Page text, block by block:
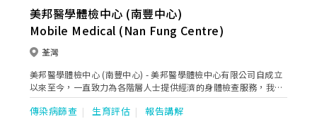
美邦醫學體檢中心 (南豐中心)
Mobile Medical (Nan Fung Centre)
荃灣
美邦醫學體檢中心 (南豐中心) - 美邦醫學體檢中心有限公司自成立
以來至今，一直致力為各階層人士提供經濟的身體檢查服務，我們
多元化的專業醫療服務，包括: 1. 醫學化驗、2. X光檢查、3. 心電
圖檢查、4. 超聲波檢查、5. 骨質密度檢查、6. 肺功能檢查、7. 聽
傳染病篩查 生育評估 報告講解